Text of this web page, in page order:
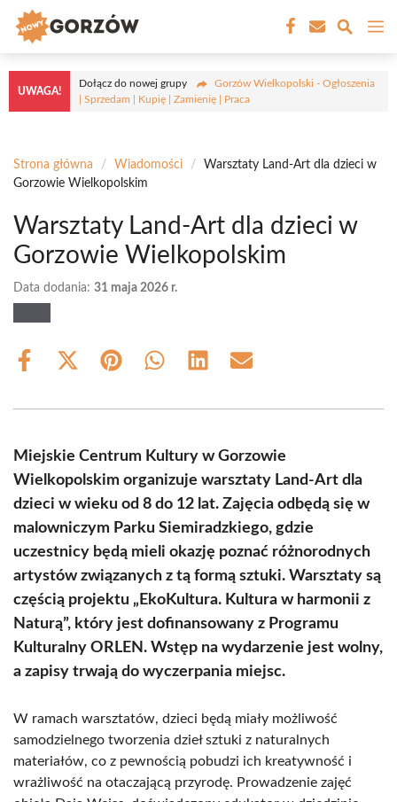
Przejdź
treści
UWAGA!
Dołącz do nowej grupy
Gorzów Wielkopolski - Ogłoszenia
| Sprzedam | Kupię | Zamienię | Praca
Strona główna / Wiadomości /
Warsztaty Land-Art dla dzieci w
Gorzowie Wielkopolskim
Warsztaty Land-Art dla dzieci w
Gorzowie Wielkopolskim
Data dodania: 31 maja 2026 r.
Share
Share
(Twitter)
Share Share Share Share
Miejskie Centrum Kultury w Gorzowie
Wielkopolskim organizuje warsztaty Land-Art dla
dzieci w wieku od 8 do 12 lat. Zajęcia odbędą się w
malowniczym Parku Siemiradzkiego, gdzie
uczestnicy będą mieli okazję poznać różnorodnych
artystów związanych z tą formą sztuki. Warsztaty są
częścią projektu „EkoKultura. Kultura w harmonii z
Naturą”, który jest dofinansowany z Programu
Kulturalny ORLEN. Wstęp na wydarzenie jest wolny,
a zapisy trwają do wyczerpania miejsc.
W ramach warsztatów, dzieci będą miały możliwość
samodzielnego tworzenia dzieł sztuki z naturalnych
materiałów, co z pewnością pobudzi ich kreatywność i
wrażliwość na otaczającą przyrodę. Prowadzenie zajęć